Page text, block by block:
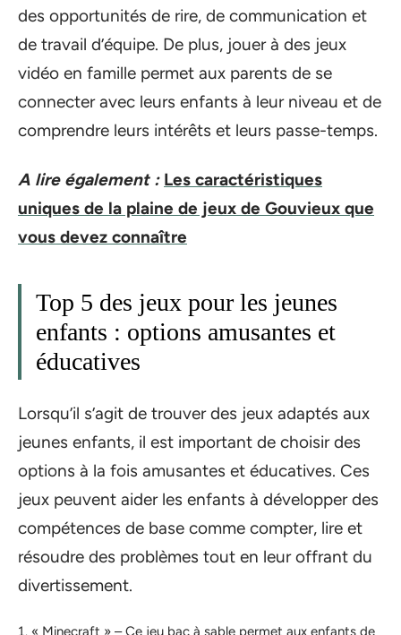
des opportunités de rire, de communication et
de travail d’équipe. De plus, jouer à des jeux
vidéo en famille permet aux parents de se
connecter avec leurs enfants à leur niveau et de
comprendre leurs intérêts et leurs passe-temps.
A lire également : Les caractéristiques
uniques de la plaine de jeux de Gouvieux que
vous devez connaître
Top 5 des jeux pour les jeunes
enfants : options amusantes et
éducatives
Lorsqu’il s’agit de trouver des jeux adaptés aux
jeunes enfants, il est important de choisir des
options à la fois amusantes et éducatives. Ces
jeux peuvent aider les enfants à développer des
compétences de base comme compter, lire et
résoudre des problèmes tout en leur offrant du
divertissement.
« Minecraft » – Ce jeu bac à sable permet aux enfants de